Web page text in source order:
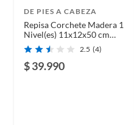
DE PIES A CABEZA
Repisa Corchete Madera 1
Nivel(es) 11x12x50 cm
Blanco
2.5 (4)
$ 39.990